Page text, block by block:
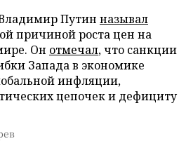
Путин называл
причиной роста цен на
Он отмечал, что санкции
Запада в экономике
инфляции,
цепочек и дефициту